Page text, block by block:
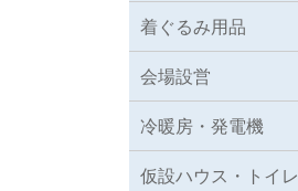
着ぐるみ用品
会場設営
冷暖房・発電機
仮設ハウス・トイレ